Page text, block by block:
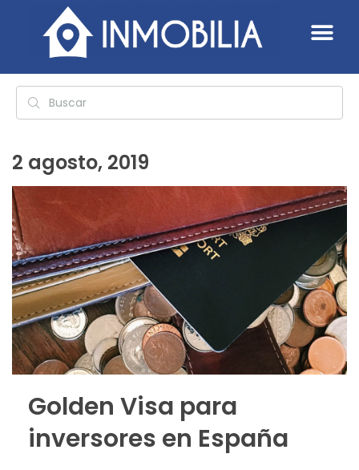
2 agosto, 2019
Golden Visa para
inversores en España